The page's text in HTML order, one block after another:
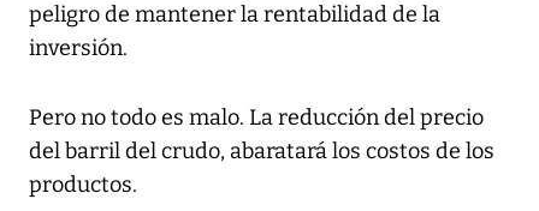
peligro de mantener la rentabilidad de la
inversión.
Pero no todo es malo. La reducción del precio
del barril del crudo, abaratará los costos de los
productos.